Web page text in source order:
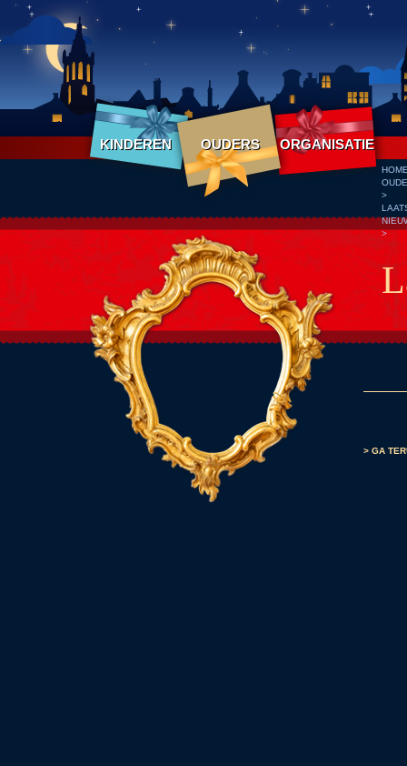
>
>
KINDEREN OUDERS ORGANISATIE
> GA